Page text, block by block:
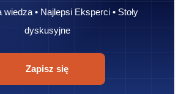
• Najlepsi Eksperci • Stoły
dyskusyjne
Zapisz się